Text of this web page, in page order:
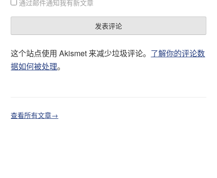
通过邮件通知我有新文章
这个站点使用 Akismet 来减少垃圾评论。 了解你的评论数
据如何被处理。
查看所有文章→